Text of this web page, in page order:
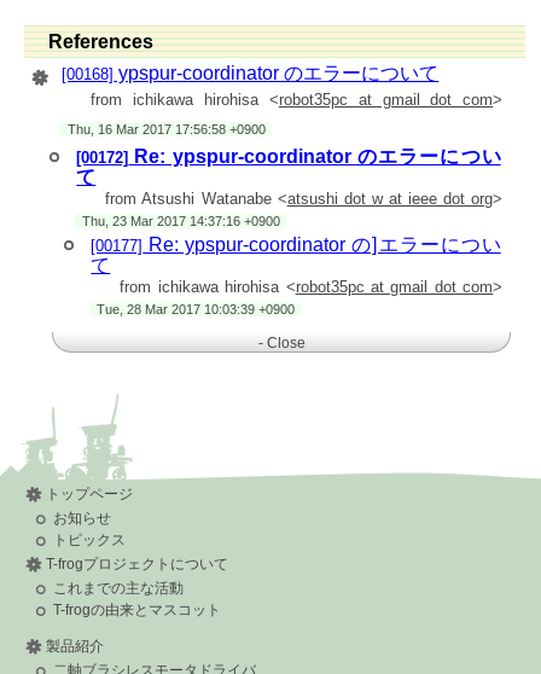
>
> TF-2MD3-R6 User's Manualに沿って進めていますが、
> 以下のエラーでypspur-coordinatorが起動しません。
>
> root@tti-CFLX6-2L:~# ypspur-coordinator -p ./yp-spur/icart-
mini.param -d
> /dev/ttyACM0
++++++++++++++++++++++++++++++++++++++++++++++++++
> YamabicoProject-Spur
> Ver. 1.14.0
++++++++++++++++++++++++++++++++++++++++++++++++++
> Device Information
> Port : /dev/ttyACM0
> Warn: Baudrate setting is not supported on this device.
> Applying parameters.
> YP-Spur coordinator started.
> Warn: Illegal packet 'SS038400' received.
> Warn: Illegal packet '04T' received.
> Warn: Illegal packet '0Ee' received.
> Warn: Illegal packet '' received.
> Connection to /dev/ttyACM0 was closed.
> Trajectory control loop stopped.
> Command analyzer stopped.
> ubuntu 16.10 にて実施しています。
> ドライバは先日購入したばかりです。
>
> 初期ボーレートが115200でしたので、順次下げながら試しま
したが同様のエラーが発生しました。
>
> 考えられる原因や対処方法、確認方法などを
> ご教授いただければ幸いです。
References
[00168] ypspur-coordinator のエラーについて
from ichikawa hirohisa <robot35pc at gmail dot com>
Thu, 16 Mar 2017 17:56:58 +0900
[00172]
Re: ypspur-coordinator のエラーについ
て
from Atsushi Watanabe <atsushi dot w at ieee dot org>
Thu, 23 Mar 2017 14:37:16 +0900
[00177] Re: ypspur-coordinator の]エラーについ
て
from ichikawa hirohisa <robot35pc at gmail dot com>
Tue, 28 Mar 2017 10:03:39 +0900
- Close
トップページ
お知らせ
トピックス
T-frogプロジェクトについて
これまでの主な活動
T-frogの由来とマスコット
製品紹介
二軸ブラシレスモータドライバ